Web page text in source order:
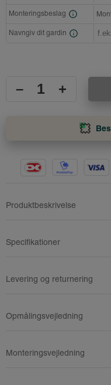
Monteringsbeslag
Navngiv dit gardin
– +
Produktbeskrivelse
Specifikationer
Levering og returnering
Opmålingsvejledning
Monteringsvejledning